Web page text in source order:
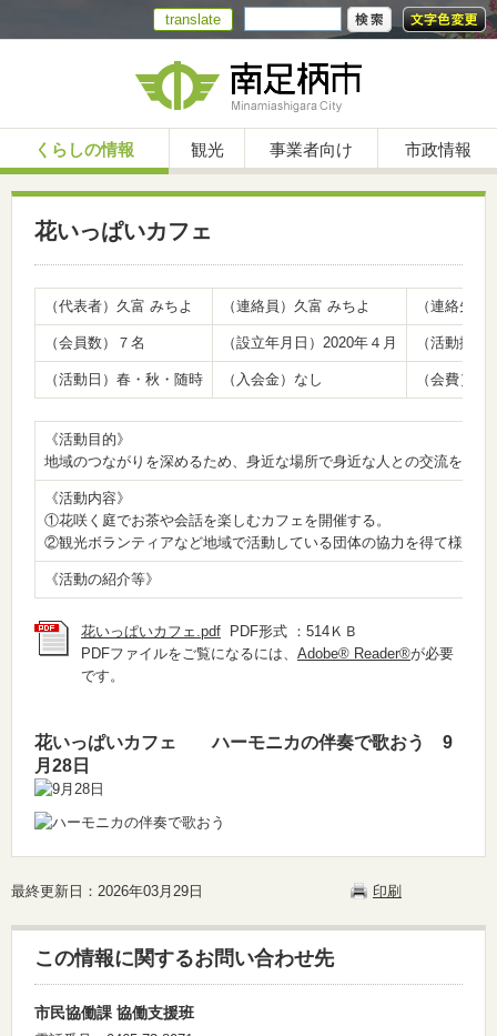
translate
くらしの情報 観光 事業者向け 市政情報
花いっぱいカフェ
（代表者）久富 みちよ （連絡員）久富 みちよ （連絡先）
（会員数）７名 （設立年月日）2020年４月 （活動拠点
（活動日）春・秋・随時 （入会金）なし （会費）な
《活動目的》
地域のつながりを深めるため、身近な場所で身近な人との交流を図
《活動内容》
①花咲く庭でお茶や会話を楽しむカフェを開催する。
②観光ボランティアなど地域で活動している団体の協力を得て様々な
《活動の紹介等》
花いっぱいカフェ.pdf PDF形式 ：514ＫＢ
PDFファイルをご覧になるには、 Adobe® Reader®が必要
です。
花いっぱいカフェ ハーモニカの伴奏で歌おう 9
月28日
最終更新日：2026年03月29日 印刷
この情報に関するお問い合わせ先
市民協働課 協働支援班